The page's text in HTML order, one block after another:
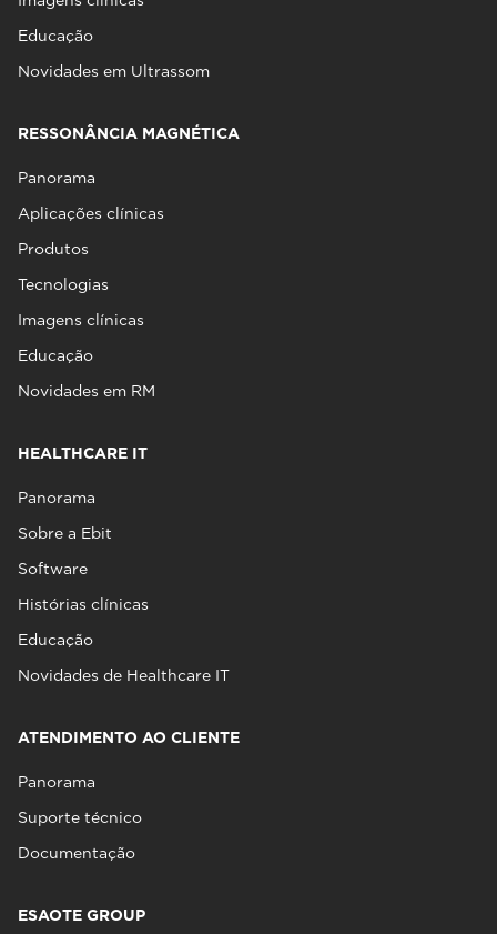
Educação
Novidades em Ultrassom
RESSONÂNCIA MAGNÉTICA
Panorama
Aplicações clínicas
Produtos
Tecnologias
Imagens clínicas
Educação
Novidades em RM
HEALTHCARE IT
Panorama
Sobre a Ebit
Software
Histórias clínicas
Educação
Novidades de Healthcare IT
ATENDIMENTO AO CLIENTE
Panorama
Suporte técnico
Documentação
ESAOTE GROUP